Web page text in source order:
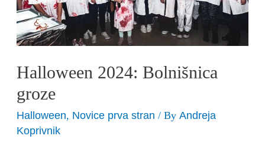
Halloween 2024: Bolnišnica
groze
Halloween, Novice prva stran / ByAndreja
Koprivnik